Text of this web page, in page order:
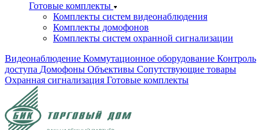
Готовые комплекты
Комплекты систем видеонаблюдения
Комплекты домофонов
Комплекты систем охранной сигнализации
Видеонаблюдение Коммутационное оборудование Контроль
доступа Домофоны Объективы Сопутствующие товары
Охранная сигнализация Готовые комплекты